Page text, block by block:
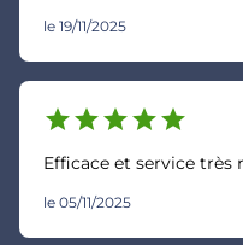
le 19/11/2025
starstarstarstarstar
Efficace et service très
le 05/11/2025